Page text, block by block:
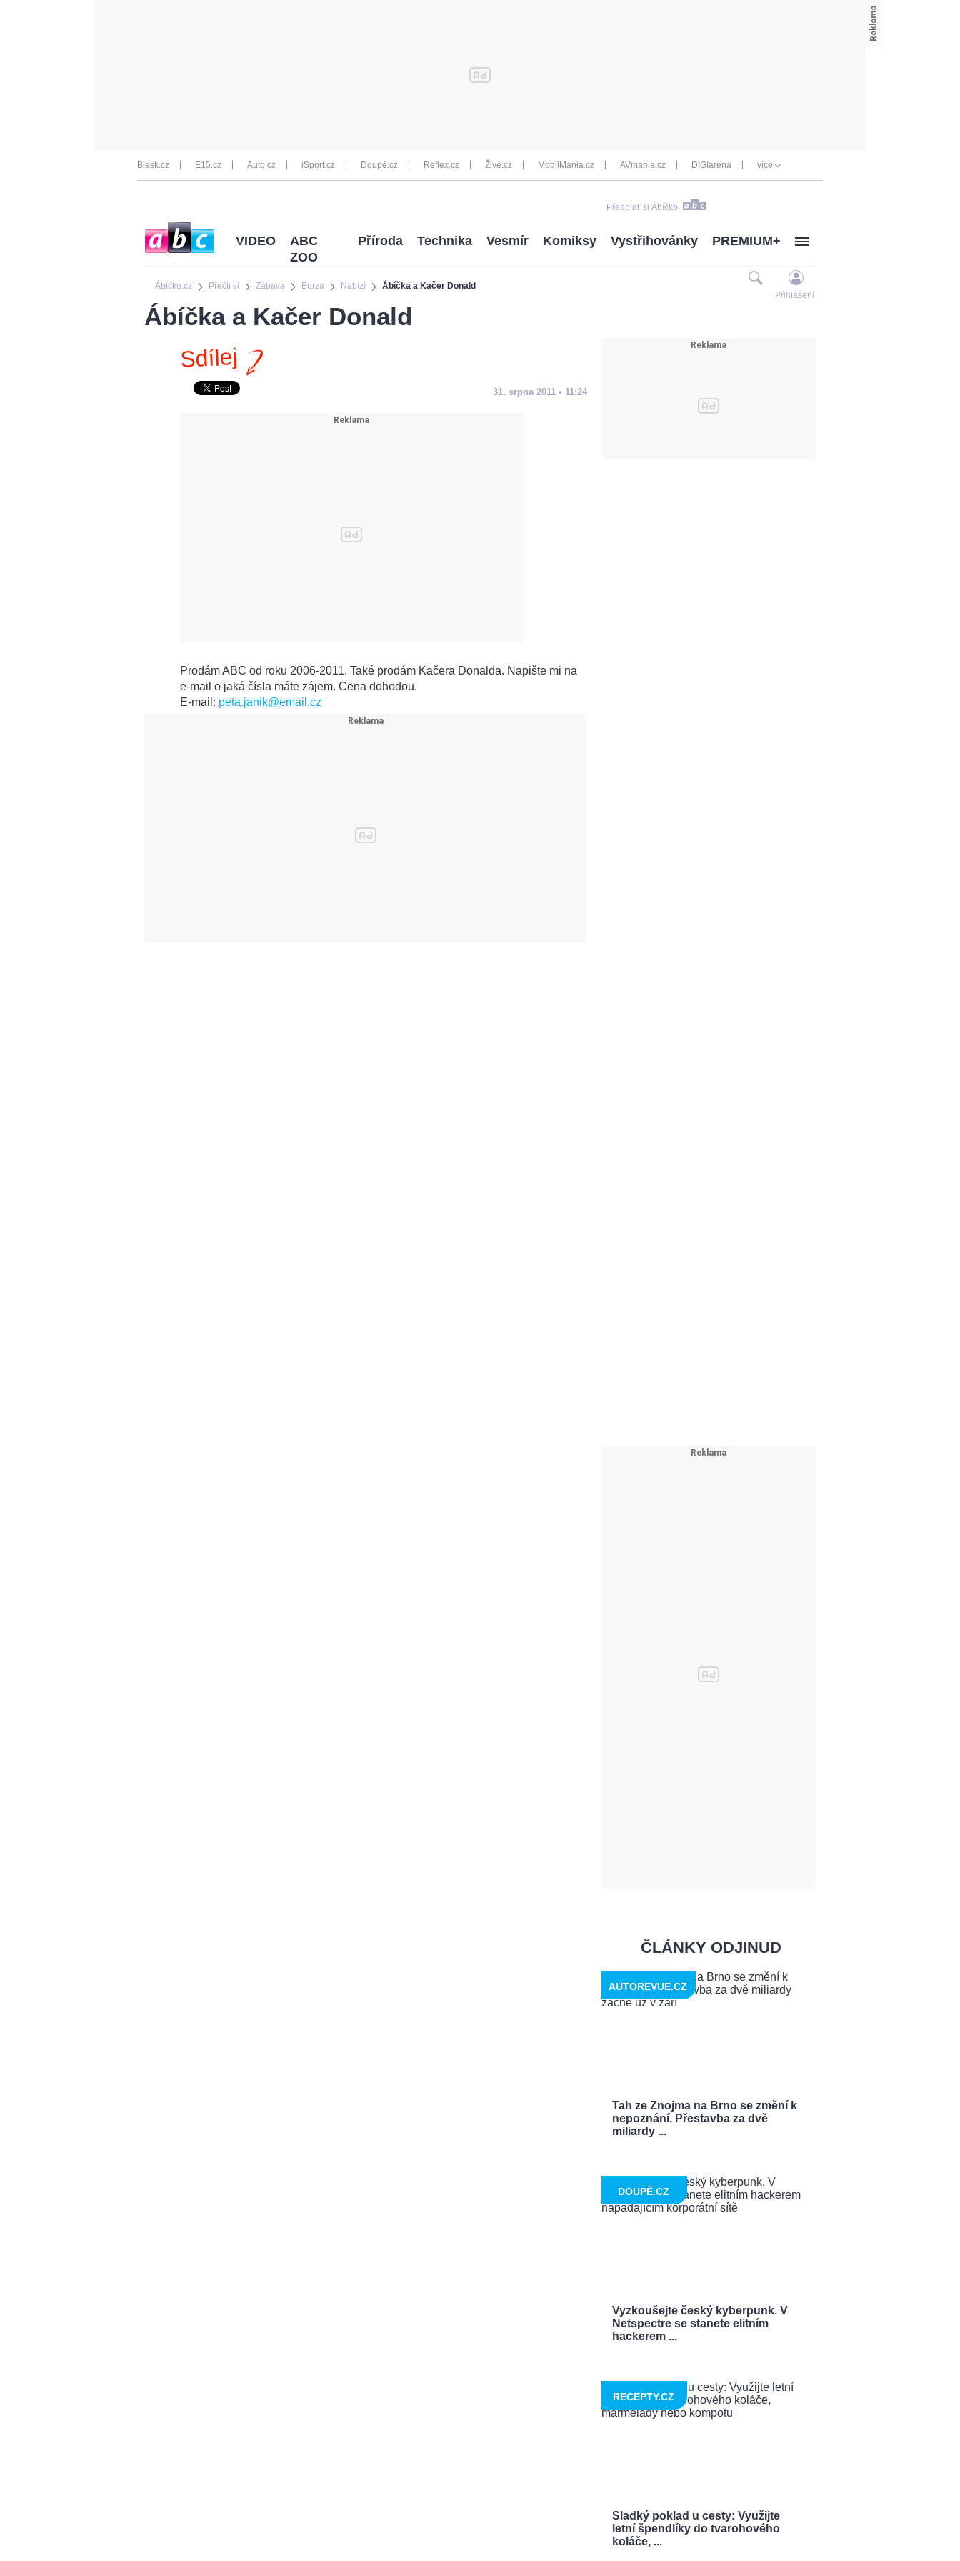
Blesk.cz E15.cz Auto.cz iSport.cz Doupě.cz Reflex.cz Živě.cz MobilMania.cz AVmania.cz DIGIarena více
Předplať si Ábíčko
Ábíčko.cz Přečti si Zábava Burza Nabízí Ábíčka a Kačer Donald
VIDEO
ABC
ZOO
Příroda Technika Vesmír Komiksy Vystřihovánky PREMIUM+
Přihlášení
Ábíčka a Kačer Donald
Sdílej
31. srpna 2011 • 11:24
Prodám ABC od roku 2006-2011. Také prodám Kačera Donalda. Napište mi na
e-mail o jaká čísla máte zájem. Cena dohodou.
E-mail: peta.janik@email.cz
ČLÁNKY ODJINUD
Tah ze Znojma na Brno se změní k
nepoznání. Přestavba za dvě
miliardy ...
AUTOREVUE.CZ
Vyzkoušejte český kyberpunk. V
Netspectre se stanete elitním
hackerem ...
DOUPĚ.CZ
Sladký poklad u cesty: Využijte
letní špendlíky do tvarohového
koláče, ...
RECEPTY.CZ